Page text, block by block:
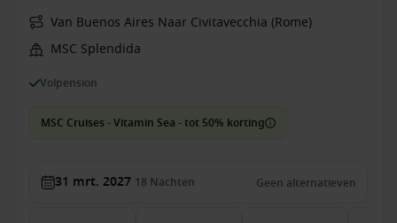
Van Buenos Aires Naar Civitavecchia (Rome)
MSC Splendida
Volpension
MSC Cruises - Vitamin Sea - tot 50% korting
31 mrt. 2027 18 Nachten Geen alternatieven